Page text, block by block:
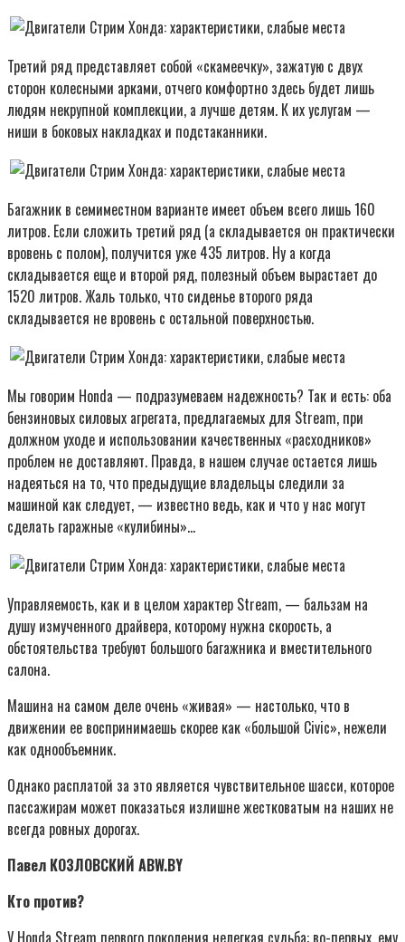
Третий ряд представляет собой «скамеечку», зажатую с двух
сторон колесными арками, отчего комфортно здесь будет лишь
людям некрупной комплекции, а лучше детям. К их услугам —
ниши в боковых накладках и подстаканники.
Багажник в семиместном варианте имеет объем всего лишь 160
литров. Если сложить третий ряд (а складывается он практически
вровень с полом), получится уже 435 литров. Ну а когда
складывается еще и второй ряд, полезный объем вырастает до
1520 литров. Жаль только, что сиденье второго ряда
складывается не вровень с остальной поверхностью.
Мы говорим Honda — подразумеваем надежность? Так и есть: оба
бензиновых силовых агрегата, предлагаемых для Stream, при
должном уходе и использовании качественных «расходников»
проблем не доставляют. Правда, в нашем случае остается лишь
надеяться на то, что предыдущие владельцы следили за
машиной как следует, — известно ведь, как и что у нас могут
сделать гаражные «кулибины»…
Управляемость, как и в целом характер Stream, — бальзам на
душу измученного драйвера, которому нужна скорость, а
обстоятельства требуют большого багажника и вместительного
салона.
Машина на самом деле очень «живая» — настолько, что в
движении ее воспринимаешь скорее как «большой Civic», нежели
как однообъемник.
Однако расплатой за это является чувствительное шасси, которое
пассажирам может показаться излишне жестковатым на наших не
всегда ровных дорогах.
Павел КОЗЛОВСКИЙ ABW.BY
Кто против?
У Honda Stream первого поколения нелегкая судьба: во-первых, ему